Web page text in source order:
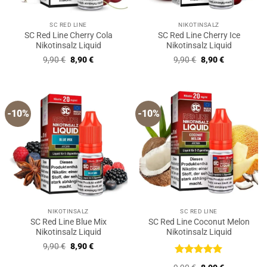
SC RED LINE
SC Red Line Cherry Cola
Nikotinsalz Liquid
9,90€ Ursprünglicher
Preis
8,90€Aktueller
NIKOTINSALZ
SC Red Line Cherry Ice
Nikotinsalz Liquid
9,90€ Ursprünglicher
Preis
8,90€Aktueller
-10%
NIKOTINSALZ
SC Red Line Blue Mix
Nikotinsalz Liquid
9,90€ Ursprünglicher
Preis
8,90€Aktueller
-10%
SC RED LINE
SC Red Line Coconut Melon
Nikotinsalz Liquid
Bewertet